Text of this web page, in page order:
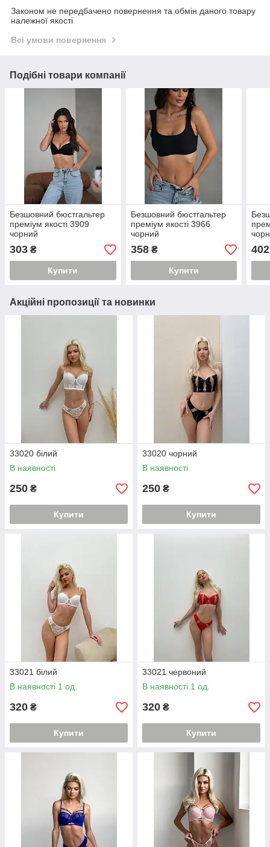
Законом не передбачено повернення та обмін даного товару
належної якості
Всі умови повернення
Подібні товари компанії
Безшовний бюстгальтер
преміум якості 3909
чорний
303 ₴
Купити
Безшовний бюстгальтер
преміум якості 3966
чорний
358₴
Купити
402
Акційні пропозиції та новинки
33020 білий
В наявності
250 ₴
Купити
33020 чорний
В наявності
250 ₴
Купити
33021 білий
В наявності 1 од.
320 ₴
Купити
33021 червоний
В наявності 1 од.
320 ₴
Купити